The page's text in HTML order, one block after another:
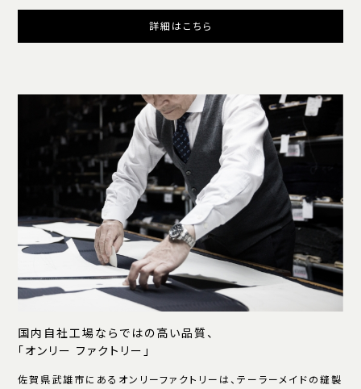
詳細はこちら
国内自社工場ならではの高い品質、
「オンリー ファクトリー」
佐賀県武雄市にあるオンリーファクトリーは、テーラーメイドの縫製